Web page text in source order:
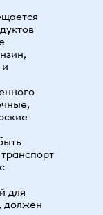
для
должен